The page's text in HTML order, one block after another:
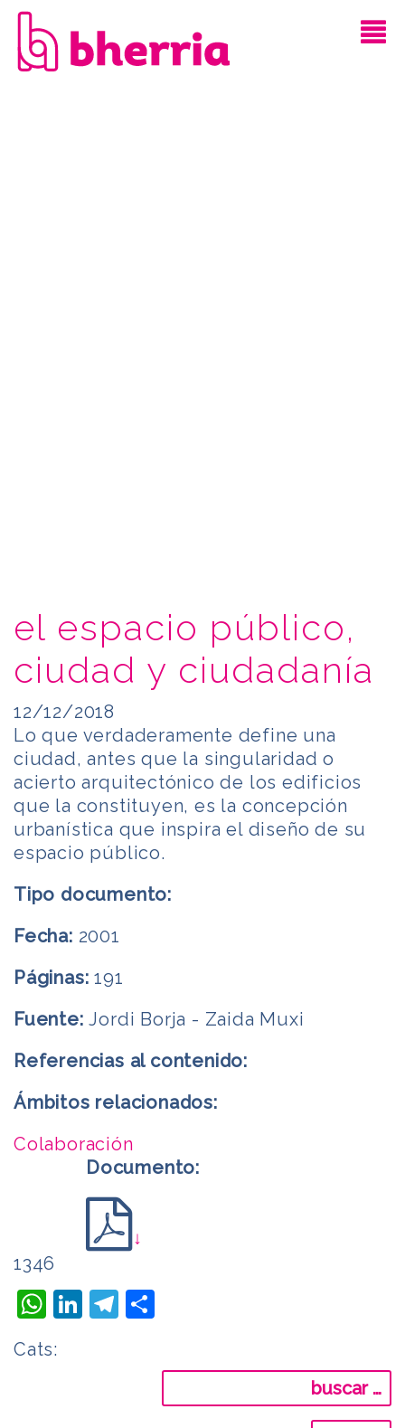
el espacio público,
ciudad y ciudadanía
12/12/2018
Lo que verdaderamente define una
ciudad, antes que la singularidad o
acierto arquitectónico de los edificios
que la constituyen, es la concepción
urbanística que inspira el diseño de su
espacio público.
Tipo documento:
Fecha: 2001
Páginas:191
Fuente:Jordi Borja - Zaida Muxi
Referencias al contenido:
Ámbitos relacionados:
Colaboración
Documento:
↓
1346
WhatsApp
LinkedIn
Telegram
Cats: